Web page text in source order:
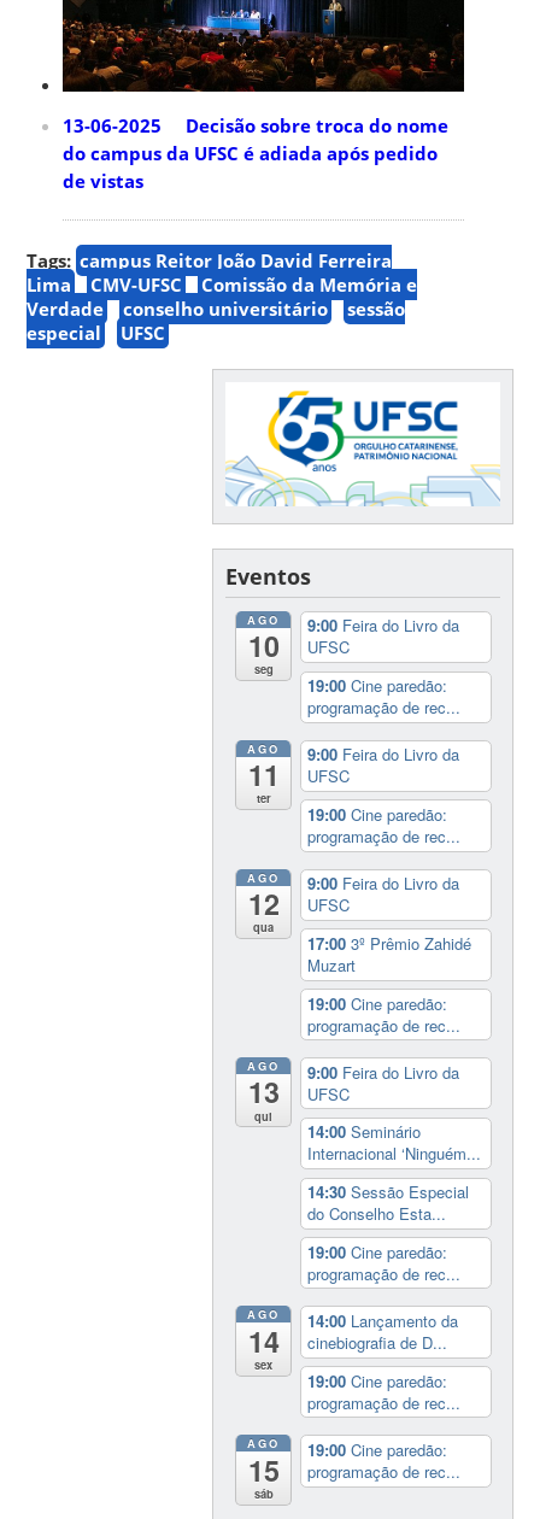
13-06-2025 Decisão sobre troca do nome
do campus da UFSC é adiada após pedido
de vistas
Tags: campus Reitor João David Ferreira
Lima
CMV-UFSC
Comissão da Memória e
Verdade
conselho universitário
sessão
especial
UFSC
Eventos
AGO
10
seg
9:00 Feira do Livro da
UFSC
19:00Cine paredão:
programação de rec...
AGO
11
ter
9:00 Feira do Livro da
UFSC
19:00Cine paredão:
programação de rec...
AGO
12
qua
9:00 Feira do Livro da
UFSC
17:003º Prêmio Zahidé
Muzart
19:00Cine paredão:
programação de rec...
AGO
13
qui
9:00 Feira do Livro da
UFSC
14:00Seminário
Internacional ‘Ninguém...
14:30Sessão Especial
do Conselho Esta...
19:00Cine paredão:
programação de rec...
AGO
14
sex
14:00 Lançamento da
cinebiografia de D...
19:00Cine paredão:
programação de rec...
AGO
15
sáb
19:00Cine paredão:
programação de rec...